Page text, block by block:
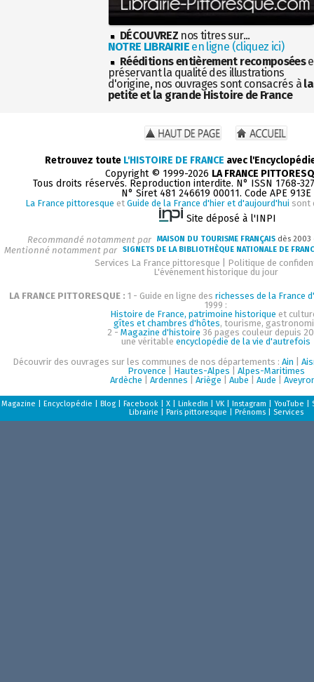
DÉCOUVREZ nos titres sur...
NOTRE LIBRAIRIEen ligne (cliquez ici)
Rééditions entièrement recomposées
préservant la qualité des illustrations
d'origine, nos ouvrages sont consacrés à la
petite et la grande Histoire de France
Retrouvez toute L'HISTOIRE DE FRANCE avec
Copyright © 1999-2026 LA FRANCE
Tous droits réservés. Reproduction interdite. N° ISSN 1768-
N° Siret 481 246619 00011. Code APE 913E
La France pittoresque et Guide de la France d'hier et d'aujourd'hui sont
Site déposé à l'INPI
Recommandé notamment par MAISON DU TOURISME FRANÇAIS dès
Mentionné notamment par SIGNETS DE LA BIBLIOTHÈQUE NATIONALE DE
Services La France pittoresque
Politique de
L'événement historique du jour
LA FRANCE PITTORESQUE : 1 - Guide en ligne des richesses de la France
1999 :
Histoire de France, patrimoine historique et
gîtes et chambres d'hôtes, tourisme,
2 - Magazine d'histoire 36 pages couleur depuis
une véritable encyclopédie de la vie d'autrefois
Découvrir des ouvrages sur les communes de nos départements : Ain
Provence
Hautes-Alpes
Alpes-Maritimes
Ardèche
Ardennes Ariège Aube Aude
Magazine Encyclopédie Blog| Facebook| X| LinkedIn VK| Instagram YouTube
Librairie
Paris pittoresque Prénoms| Services